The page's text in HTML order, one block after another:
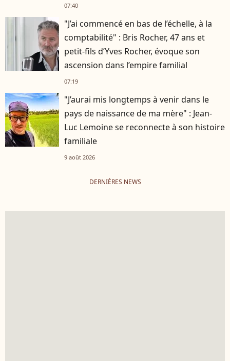
07:40
"J’ai commencé en bas de l’échelle, à la
comptabilité" : Bris Rocher, 47 ans et
petit-fils d’Yves Rocher, évoque son
ascension dans l’empire familial
07:19
"J’aurai mis longtemps à venir dans le
pays de naissance de ma mère" : Jean-
Luc Lemoine se reconnecte à son histoire
familiale
9 août 2026
DERNIÈRES NEWS